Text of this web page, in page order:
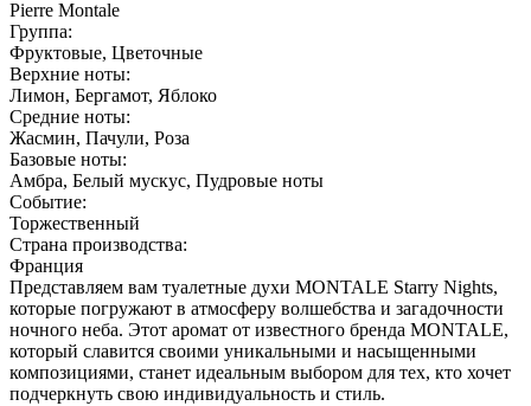
Pierre Montale
Группа:
Фруктовые, Цветочные
Верхние ноты:
Лимон, Бергамот, Яблоко
Средние ноты:
Жасмин, Пачули, Роза
Базовые ноты:
Амбра, Белый мускус, Пудровые ноты
Событие:
Торжественный
Страна производства:
Франция
Представляем вам туалетные духи MONTALE Starry Nights,
которые погружают в атмосферу волшебства и загадочности
ночного неба. Этот аромат от известного бренда MONTALE,
который славится своими уникальными и насыщенными
композициями, станет идеальным выбором для тех, кто хочет
подчеркнуть свою индивидуальность и стиль.